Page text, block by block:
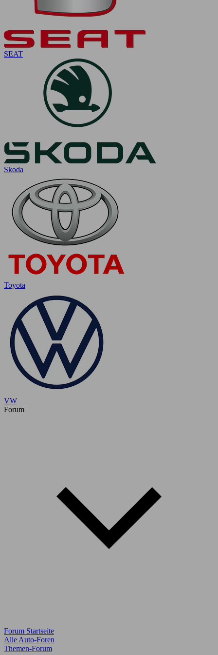
SEAT
Skoda
Toyota
VW
Forum
Forum Startseite
Alle Auto-Foren
Themen-Forum